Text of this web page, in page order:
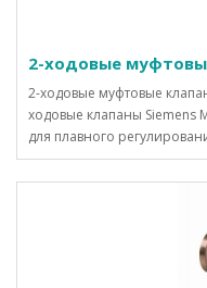
2-ходовые
2-ходовые муфтовые
ходовые клапаны Siemens
для плавного